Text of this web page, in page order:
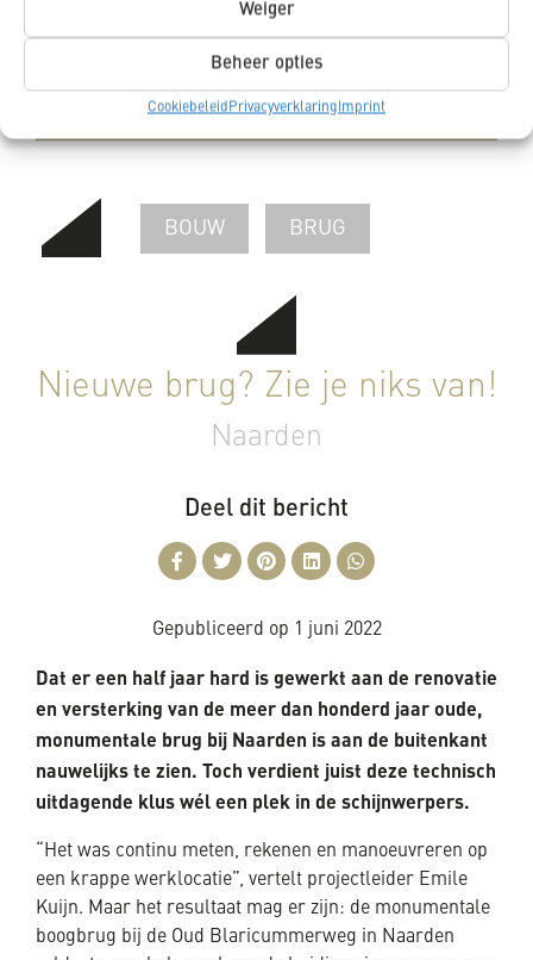
Weiger
Beheer opties
CookiebeleidPrivacyverklaringImprint
gegevens opslaat en verwerkt.
BOUW BRUG
Nieuwe brug? Zie je niks van!
Naarden
Deel dit bericht
Gepubliceerd op 1 juni 2022
Dat er een half jaar hard is gewerkt aan de renovatie
en versterking van de meer dan honderd jaar oude,
monumentale brug bij Naarden is aan de buitenkant
nauwelijks te zien. Toch verdient juist deze technisch
uitdagende klus wél een plek in de schijnwerpers.
“Het was continu meten, rekenen en manoeuvreren op
een krappe werklocatie”, vertelt projectleider Emile
Kuijn. Maar het resultaat mag er zijn: de monumentale
boogbrug bij de Oud Blaricummerweg in Naarden